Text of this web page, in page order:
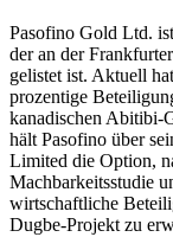
Pasofino Gold Ltd.
der an der
gelistet ist. Aktuell
prozentige
kanadischen Abitibi-
hält Pasofino über
Limited die Option,
Machbarkeitsstudie
wirtschaftliche
Dugbe-Projekt zu